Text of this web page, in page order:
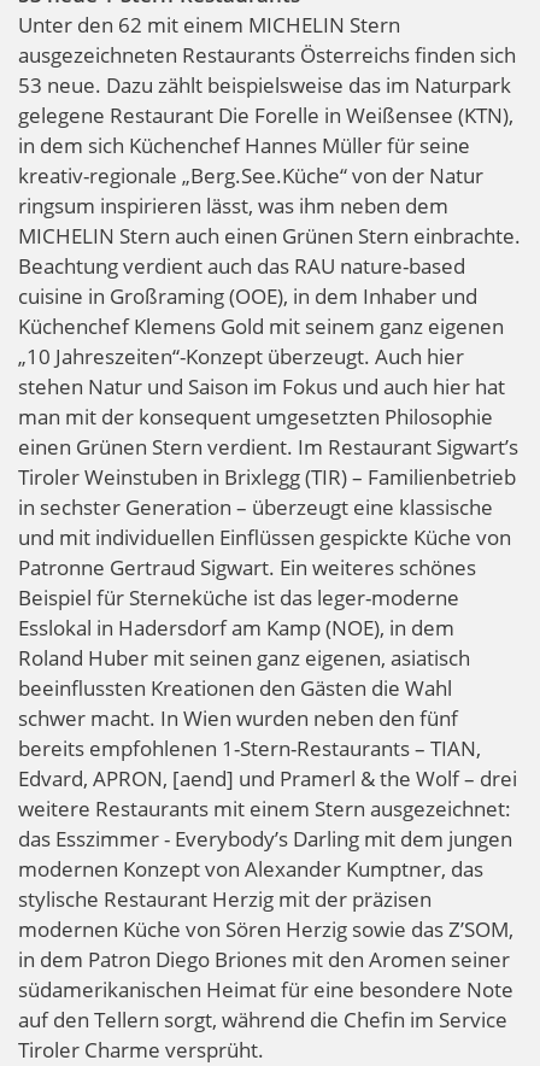
Unter den 62 mit einem MICHELIN Stern
ausgezeichneten Restaurants Österreichs finden sich
53 neue. Dazu zählt beispielsweise das im Naturpark
gelegene Restaurant Die Forelle in Weißensee (KTN),
in dem sich Küchenchef Hannes Müller für seine
kreativ-regionale „Berg.See.Küche“ von der Natur
ringsum inspirieren lässt, was ihm neben dem
MICHELIN Stern auch einen Grünen Stern einbrachte.
Beachtung verdient auch das RAU nature-based
cuisine in Großraming (OOE), in dem Inhaber und
Küchenchef Klemens Gold mit seinem ganz eigenen
„10 Jahreszeiten“-Konzept überzeugt. Auch hier
stehen Natur und Saison im Fokus und auch hier hat
man mit der konsequent umgesetzten Philosophie
einen Grünen Stern verdient. Im Restaurant Sigwart’s
Tiroler Weinstuben in Brixlegg (TIR) – Familienbetrieb
in sechster Generation – überzeugt eine klassische
und mit individuellen Einflüssen gespickte Küche von
Patronne Gertraud Sigwart. Ein weiteres schönes
Beispiel für Sterneküche ist das leger-moderne
Esslokal in Hadersdorf am Kamp (NOE), in dem
Roland Huber mit seinen ganz eigenen, asiatisch
beeinflussten Kreationen den Gästen die Wahl
schwer macht. In Wien wurden neben den fünf
bereits empfohlenen 1-Stern-Restaurants – TIAN,
Edvard, APRON, [aend] und Pramerl & the Wolf – drei
weitere Restaurants mit einem Stern ausgezeichnet:
das Esszimmer - Everybody’s Darling mit dem jungen
modernen Konzept von Alexander Kumptner, das
stylische Restaurant Herzig mit der präzisen
modernen Küche von Sören Herzig sowie das Z’SOM,
in dem Patron Diego Briones mit den Aromen seiner
südamerikanischen Heimat für eine besondere Note
auf den Tellern sorgt, während die Chefin im Service
Tiroler Charme versprüht.